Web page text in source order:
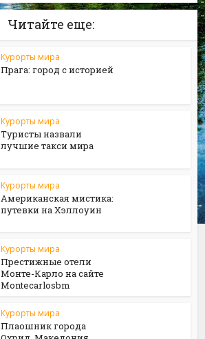
Читайте еще:
Курорты мира
Прага: город с историей
Курорты мира
Туристы назвали
лучшие такси мира
Курорты мира
Американская мистика:
путевки на Хэллоуин
Курорты мира
Престижные отели
Монте-Карло на сайте
Мontecarlosbm
Курорты мира
Плаошник города